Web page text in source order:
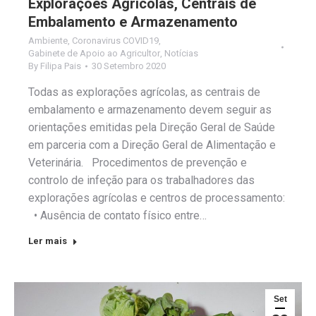
Embalamento e Armazenamento
Ambiente Coronavirus COVID19
Gabinete de Apoio ao Agricultor Notícias
By Filipa Pais 30 Setembro 2020
Todas as explorações agrícolas, as centrais de
embalamento e armazenamento devem seguir as
orientações emitidas pela Direção Geral de Saúde
em parceria com a Direção Geral de Alimentação e
Veterinária. Procedimentos de prevenção e
controlo de infeção para os trabalhadores das
explorações agrícolas e centros de processamento:
• Ausência de contato físico entre…
Ler mais
Set